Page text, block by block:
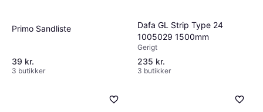
Primo Sandliste
39 kr.
3 butikker
Dafa GL Strip Type 24
1005029 1500mm
Gerigt
235 kr.
3 butikker